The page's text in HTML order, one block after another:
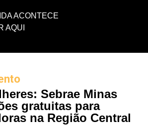
ACONTECE
AQUI
Sebrae Minas
gratuitas para
na Região Central